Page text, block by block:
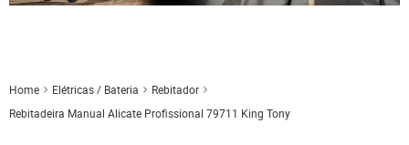
Home Elétricas / Bateria
Rebitador
Rebitadeira Manual Alicate Profissional 79711 King Tony